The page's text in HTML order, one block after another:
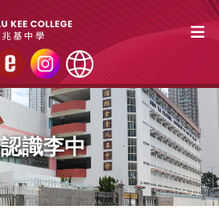
認識李中